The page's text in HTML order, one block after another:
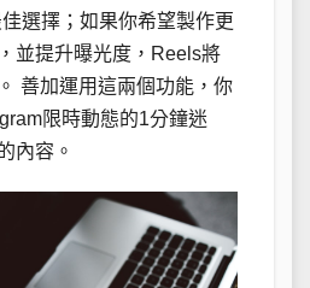
選擇；如果你希望製作更
並提升曝光度，Reels將
善加運用這兩個功能，你
限時動態的1分鐘迷
內容。